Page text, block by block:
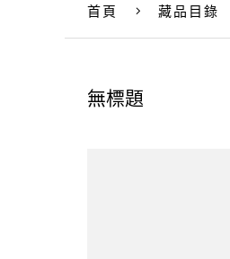
首頁 藏品目錄
無標題